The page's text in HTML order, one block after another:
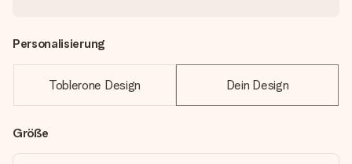
Personalisierung
Toblerone Design Dein Design
Größe